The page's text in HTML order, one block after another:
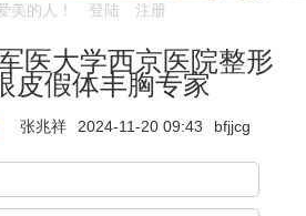
美的人！ 登陆 注册
医大学西京医院整形
皮假体丰胸专家
张兆祥 2024-11-20 09:43 bfjjcg